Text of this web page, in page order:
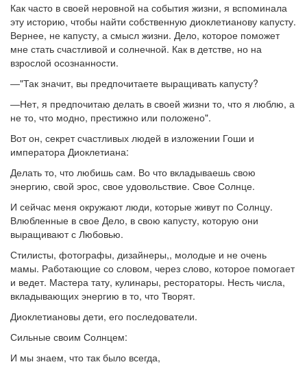
Как часто в своей неровной на события жизни, я вспоминала
эту историю, чтобы найти собственную диоклетианову капусту.
Вернее, не капусту, а смысл жизни. Дело, которое поможет
мне стать счастливой и солнечной. Как в детстве, но на
взрослой осознанности.
―"Так значит, вы предпочитаете выращивать капусту?
―Нет, я предпочитаю делать в своей жизни то, что я люблю, а
не то, что модно, престижно или положено".
Вот он, секрет счастливых людей в изложении Гоши и
императора Диоклетиана:
Делать то, что любишь сам. Во что вкладываешь свою
энергию, свой эрос, свое удовольствие. Свое Солнце.
И сейчас меня окружают люди, которые живут по Солнцу.
Влюбленные в свое Дело, в свою капусту, которую они
выращивают с Любовью.
Стилисты, фотографы, дизайнеры,, молодые и не очень
мамы. Работающие со словом, через слово, которое помогает
и ведет. Мастера тату, кулинары, рестораторы. Несть числа,
вкладывающих энергию в то, что Творят.
Диоклетиановы дети, его последователи.
Сильные своим Солнцем:
И мы знаем, что так было всегда,